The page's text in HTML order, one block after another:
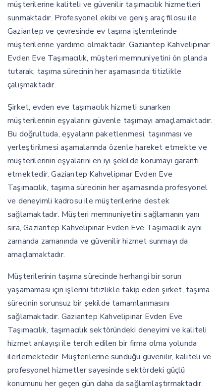
müşterilerine kaliteli ve güvenilir taşımacılık hizmetleri
sunmaktadır. Profesyonel ekibi ve geniş araç filosu ile
Gaziantep ve çevresinde ev taşıma işlemlerinde
müşterilerine yardımcı olmaktadır. Gaziantep Kahvelipınar
Evden Eve Taşımacılık, müşteri memnuniyetini ön planda
tutarak, taşıma sürecinin her aşamasında titizlikle
çalışmaktadır.
Şirket, evden eve taşımacılık hizmeti sunarken
müşterilerinin eşyalarını güvenle taşımayı amaçlamaktadır.
Bu doğrultuda, eşyaların paketlenmesi, taşınması ve
yerleştirilmesi aşamalarında özenle hareket etmekte ve
müşterilerinin eşyalarını en iyi şekilde korumayı garanti
etmektedir. Gaziantep Kahvelipınar Evden Eve
Taşımacılık, taşıma sürecinin her aşamasında profesyonel
ve deneyimli kadrosu ile müşterilerine destek
sağlamaktadır. Müşteri memnuniyetini sağlamanın yanı
sıra, Gaziantep Kahvelipınar Evden Eve Taşımacılık aynı
zamanda zamanında ve güvenilir hizmet sunmayı da
amaçlamaktadır.
Müşterilerinin taşıma sürecinde herhangi bir sorun
yaşamaması için işlerini titizlikle takip eden şirket, taşıma
sürecinin sorunsuz bir şekilde tamamlanmasını
sağlamaktadır. Gaziantep Kahvelipınar Evden Eve
Taşımacılık, taşımacılık sektöründeki deneyimi ve kaliteli
hizmet anlayışı ile tercih edilen bir firma olma yolunda
ilerlemektedir. Müşterilerine sunduğu güvenilir, kaliteli ve
profesyonel hizmetler sayesinde sektördeki güçlü
konumunu her geçen gün daha da sağlamlaştırmaktadır.